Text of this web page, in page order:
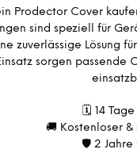
Prodector Cover
sind speziell für
zuverlässige Lösung
sorgen passende
🗓️ 14
🚚 Kostenloser &
🛡️ 2 Jahre